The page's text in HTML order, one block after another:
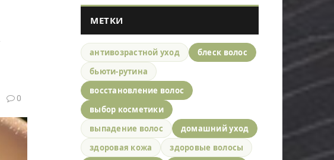
0
МЕТКИ
антивозрастной уход
блеск волос
бьюти-рутина
восстановление волос
выбор косметики
выпадение волос
домашний уход
здоровая кожа
здоровые волосы